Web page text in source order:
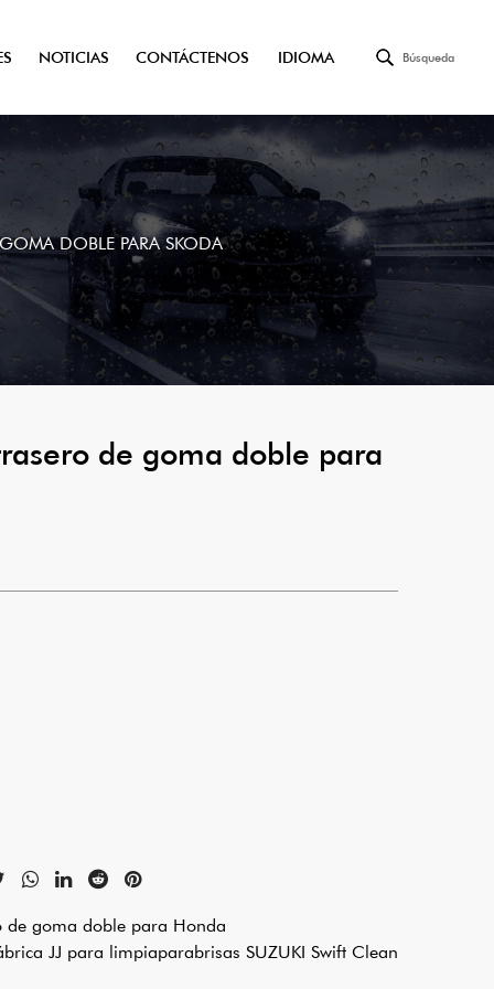
NOTICIAS CONTÁCTENOS IDIOMA Búsqueda
GOMA DOBLE PARA SKODA
de goma doble para
de goma doble para Honda
JJ para limpiaparabrisas SUZUKI Swift Clean